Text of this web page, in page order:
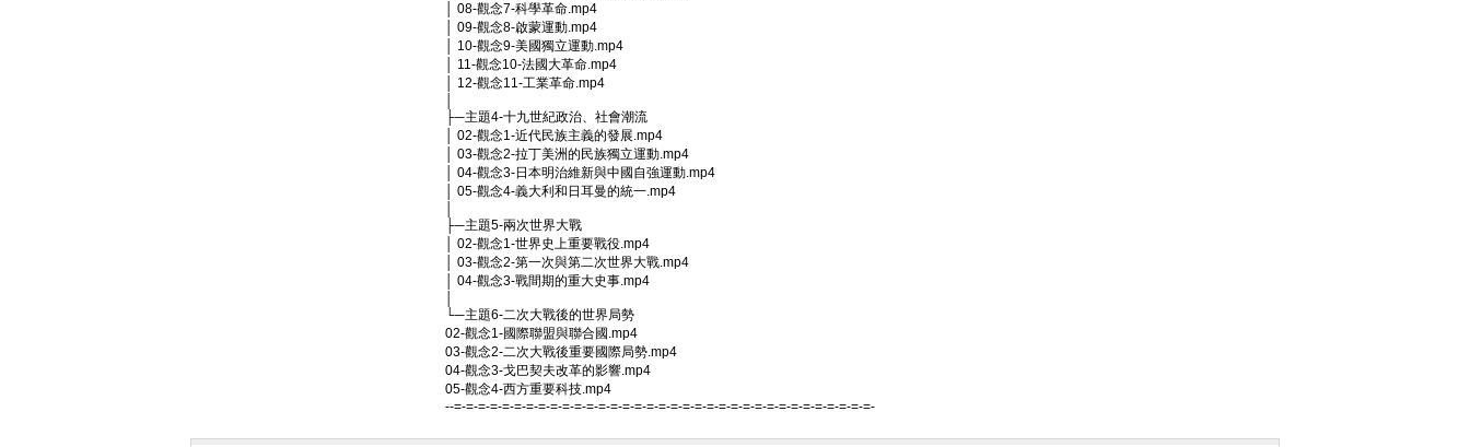
│ 08-觀念7-科學革命.mp4
│ 09-觀念8-啟蒙運動.mp4
│ 10-觀念9-美國獨立運動.mp4
│ 11-觀念10-法國大革命.mp4
│ 12-觀念11-工業革命.mp4
├─主題4-十九世紀政治、社會潮流
│ 02-觀念1-近代民族主義的發展.mp4
│ 03-觀念2-拉丁美洲的民族獨立運動.mp4
│ 04-觀念3-日本明治維新與中國自強運動.mp4
│ 05-觀念4-義大利和日耳曼的統一.mp4
├─主題5-兩次世界大戰
│ 02-觀念1-世界史上重要戰役.mp4
│ 03-觀念2-第一次與第二次世界大戰.mp4
│ 04-觀念3-戰間期的重大史事.mp4
└─主題6-二次大戰後的世界局勢
02-觀念1-國際聯盟與聯合國.mp4
03-觀念2-二次大戰後重要國際局勢.mp4
04-觀念3-戈巴契夫改革的影響.mp4
05-觀念4-西方重要科技.mp4
--=-=-=-=-=-=-=-=-=-=-=-=-=-=-=-=-=-=-=-=-=-=-=-=-=-=-=-=-=-=-=-=-=-=-=-